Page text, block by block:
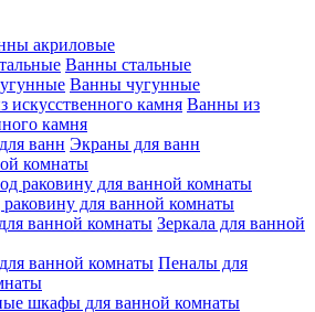
акриловые
Ванны стальные
Ванны чугунные
Ванны из
камня
Экраны для ванн
комнаты
для ванной комнаты
Зеркала для ванной
Пеналы для